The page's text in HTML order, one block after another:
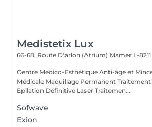
Medistetix Lux
66-68, Route D'arlon (Atrium) Mamer L-8211
Centre Medico-Esthétique Anti-âge et
Médicale Maquillage Permanent
Epilation Définitive Laser Traitemen...
Sofwave
Exion